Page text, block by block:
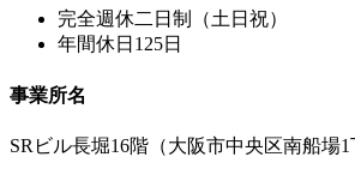
完全週休二日制（土日祝）
年間休日125日
事業所名
SRビル長堀16階（大阪市中央区南船場1